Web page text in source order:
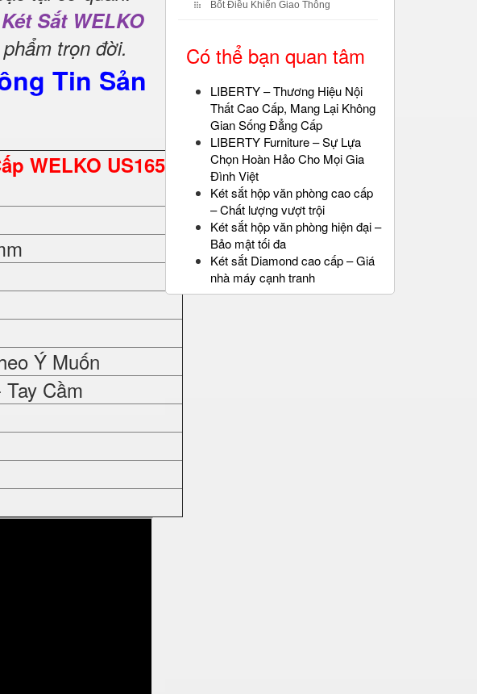
Két Sắt WELKO
trọn đời.
Tin Sản
WELKO US1650
Ý Muốn
Cầm
Bốt Điều Khiển Giao Thông
Có thể bạn quan tâm
LIBERTY – Thương Hiệu Nội
Thất Cao Cấp, Mang Lại Không
Gian Sống Đẳng Cấp
LIBERTY Furniture – Sự Lựa
Chọn Hoàn Hảo Cho Mọi Gia
Đình Việt
Két sắt hộp văn phòng cao cấp
– Chất lượng vượt trội
Két sắt hộp văn phòng hiện đại –
Bảo mật tối đa
Két sắt Diamond cao cấp – Giá
nhà máy cạnh tranh